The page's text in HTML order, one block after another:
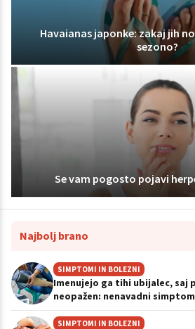
Havaianas japonke: zakaj jih
sezono?
Se vam pogosto pojavi
Najbolj brano
SIMPTOMI IN BOLEZNI
Imenujejo ga tihi ubijalec, saj
neopažen: nenavadni
SIMPTOMI IN BOLEZNI